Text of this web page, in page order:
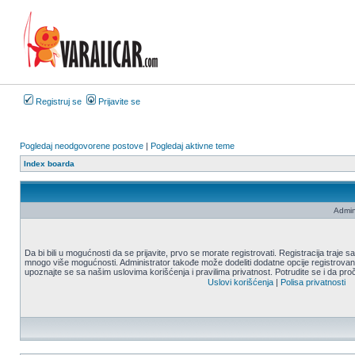
Registruj se Prijavite se
Pogledaj neodgovorene postove | Pogledaj aktivne teme
Index boarda
Da bi bili u mogućnosti da se prijavite, prvo se morate registrovati. Registracija traje
mnogo više mogućnosti. Administrator takođe može dodeliti dodatne opcije
upoznajte se sa našim uslovima korišćenja i pravilima privatnost. Potrudite se i da
Uslovi korišćenja| Polisa privatnosti